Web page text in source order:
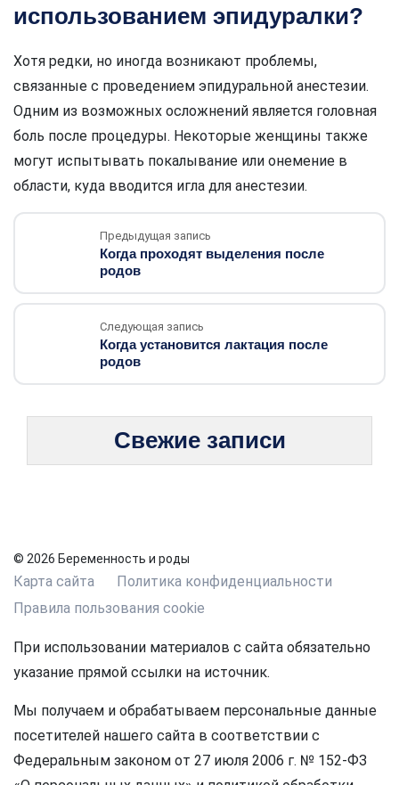
использованием эпидуралки?
Хотя редки, но иногда возникают проблемы,
связанные с проведением эпидуральной анестезии.
Одним из возможных осложнений является головная
боль после процедуры. Некоторые женщины также
могут испытывать покалывание или онемение в
области, куда вводится игла для анестезии.
Предыдущая запись
Когда проходят выделения после
родов
Следующая запись
Когда установится лактация после
родов
Свежие записи
© 2026 Беременность и роды
Карта сайта
Политика конфиденциальности
Правила пользования cookie
При использовании материалов с сайта обязательно
указание прямой ссылки на источник.
Мы получаем и обрабатываем персональные данные
посетителей нашего сайта в соответствии с
Федеральным законом от 27 июля 2006 г. № 152-ФЗ